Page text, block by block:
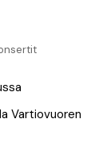
Vartiovuoren